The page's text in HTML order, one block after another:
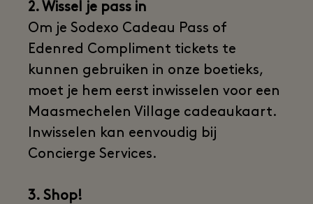
2. Wissel je pass in
Om je Sodexo Cadeau Pass of
Edenred Compliment tickets te
kunnen gebruiken in onze boetieks,
moet je hem eerst inwisselen voor een
Maasmechelen Village cadeaukaart.
Inwisselen kan eenvoudig bij
Concierge Services.
3. Shop!